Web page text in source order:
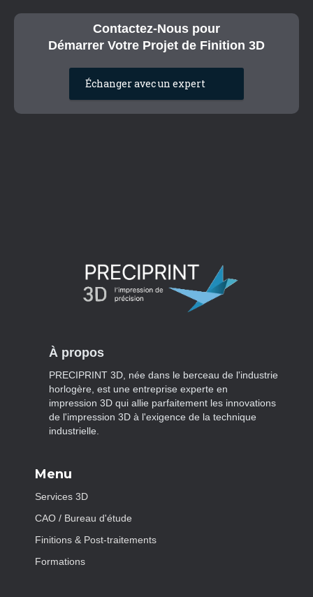
Contactez-Nous pour
Démarrer Votre Projet de Finition 3D
Échanger avec un expert
À propos
PRECIPRINT 3D, née dans le berceau de l'industrie
horlogère, est une entreprise experte en
impression 3D qui allie parfaitement les innovations
de l'impression 3D à l'exigence de la technique
industrielle.
Menu
Services 3D
CAO / Bureau d'étude
Finitions & Post-traitements
Formations